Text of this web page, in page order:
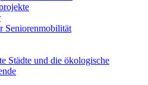
Seniorenmobilität
Städte und die ökologische